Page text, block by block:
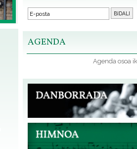
AGENDA
Agenda osoa